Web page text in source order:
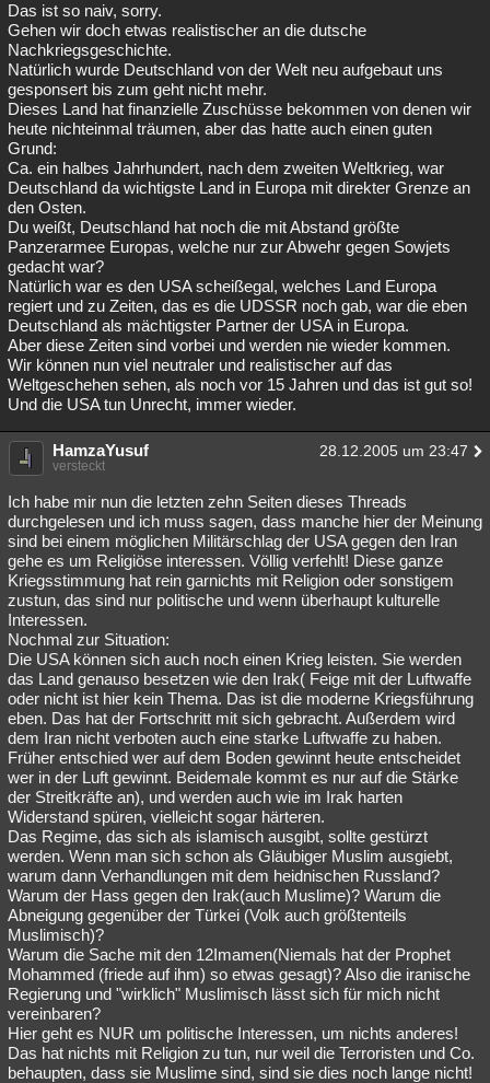
Das ist so naiv, sorry.
Gehen wir doch etwas realistischer an die dutsche
Nachkriegsgeschichte.
Natürlich wurde Deutschland von der Welt neu aufgebaut uns
gesponsert bis zum geht nicht mehr.
Dieses Land hat finanzielle Zuschüsse bekommen von denen wir
heute nichteinmal träumen, aber das hatte auch einen guten
Grund:
Ca. ein halbes Jahrhundert, nach dem zweiten Weltkrieg, war
Deutschland da wichtigste Land in Europa mit direkter Grenze an
den Osten.
Du weißt, Deutschland hat noch die mit Abstand größte
Panzerarmee Europas, welche nur zur Abwehr gegen Sowjets
gedacht war?
Natürlich war es den USA scheißegal, welches Land Europa
regiert und zu Zeiten, das es die UDSSR noch gab, war die eben
Deutschland als mächtigster Partner der USA in Europa.
Aber diese Zeiten sind vorbei und werden nie wieder kommen.
Wir können nun viel neutraler und realistischer auf das
Weltgeschehen sehen, als noch vor 15 Jahren und das ist gut so!
Und die USA tun Unrecht, immer wieder.
HamzaYusuf 28.12.2005 um 23:47
versteckt
Ich habe mir nun die letzten zehn Seiten dieses Threads
durchgelesen und ich muss sagen, dass manche hier der Meinung
sind bei einem möglichen Militärschlag der USA gegen den Iran
gehe es um Religiöse interessen. Völlig verfehlt! Diese ganze
Kriegsstimmung hat rein garnichts mit Religion oder sonstigem
zustun, das sind nur politische und wenn überhaupt kulturelle
Interessen.
Nochmal zur Situation:
Die USA können sich auch noch einen Krieg leisten. Sie werden
das Land genauso besetzen wie den Irak( Feige mit der Luftwaffe
oder nicht ist hier kein Thema. Das ist die moderne Kriegsführung
eben. Das hat der Fortschritt mit sich gebracht. Außerdem wird
dem Iran nicht verboten auch eine starke Luftwaffe zu haben.
Früher entschied wer auf dem Boden gewinnt heute entscheidet
wer in der Luft gewinnt. Beidemale kommt es nur auf die Stärke
der Streitkräfte an), und werden auch wie im Irak harten
Widerstand spüren, vielleicht sogar härteren.
Das Regime, das sich als islamisch ausgibt, sollte gestürzt
werden. Wenn man sich schon als Gläubiger Muslim ausgiebt,
warum dann Verhandlungen mit dem heidnischen Russland?
Warum der Hass gegen den Irak(auch Muslime)? Warum die
Abneigung gegenüber der Türkei (Volk auch größtenteils
Muslimisch)?
Warum die Sache mit den 12Imamen(Niemals hat der Prophet
Mohammed (friede auf ihm) so etwas gesagt)? Also die iranische
Regierung und "wirklich" Muslimisch lässt sich für mich nicht
vereinbaren?
Hier geht es NUR um politische Interessen, um nichts anderes!
Das hat nichts mit Religion zu tun, nur weil die Terroristen und Co.
behaupten, dass sie Muslime sind, sind sie dies noch lange nicht!